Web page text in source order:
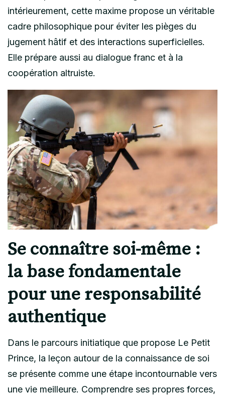
intérieurement, cette maxime propose un véritable
cadre philosophique pour éviter les pièges du
jugement hâtif et des interactions superficielles.
Elle prépare aussi au dialogue franc et à la
coopération altruiste.
Se connaître soi-même :
la base fondamentale
pour une responsabilité
authentique
Dans le parcours initiatique que propose Le Petit
Prince, la leçon autour de la connaissance de soi
se présente comme une étape incontournable vers
une vie meilleure. Comprendre ses propres forces,